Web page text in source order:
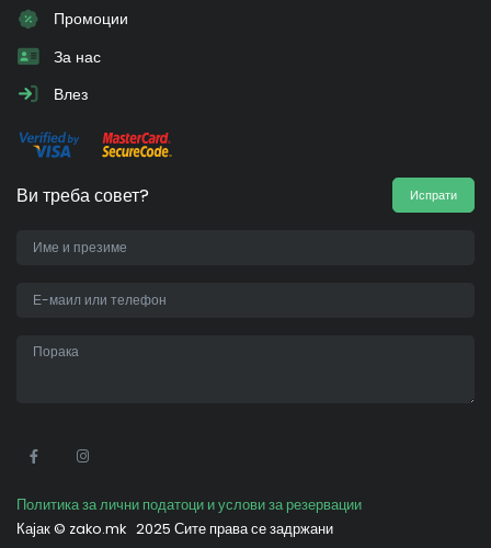
Промоции
За нас
Влез
Ви треба совет? Испрати
Политика за лични податоци и услови за резервации
Кајак © zako.mk 2025 Сите права се задржани